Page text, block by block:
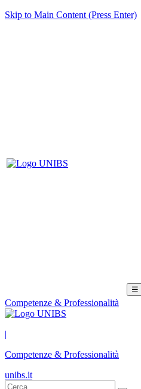
Skip to Main Content (Press Enter)
☰
Competenze & Professionalità
|
Competenze & Professionalità
unibs.it